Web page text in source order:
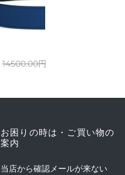
14500.00円
お困りの時は・ご買い物の
案内
当店から確認メールが来ない